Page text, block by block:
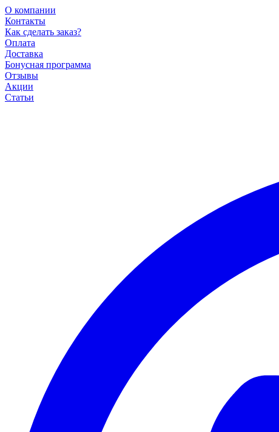
О компании
Контакты
Как сделать заказ?
Оплата
Доставка
Бонусная программа
Отзывы
Акции
Статьи